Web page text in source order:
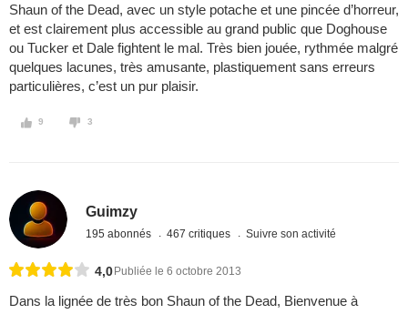
Shaun of the Dead, avec un style potache et une pincée d’horreur,
et est clairement plus accessible au grand public que Doghouse
ou Tucker et Dale fightent le mal. Très bien jouée, rythmée malgré
quelques lacunes, très amusante, plastiquement sans erreurs
particulières, c’est un pur plaisir.
9 3
Guimzy
195 abonnés 467 critiques Suivre son activité
4,0 Publiée le 6 octobre 2013
Dans la lignée de très bon Shaun of the Dead, Bienvenue à